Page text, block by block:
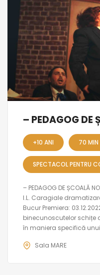
– PEDAGOG DE
+10 ANI 70 MIN
SPECTACOL PENTRU
– PEDAGOG DE ȘCOALĂ
I.L. Caragiale
Bucur Premiera:
binecunoscutelor schițe
în maniera specifică
Sala MARE